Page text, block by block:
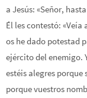
a Jesús: «Señor,
Él les contestó:
os he dado potestad
ejército del enemigo.
estéis alegres porque
porque vuestros